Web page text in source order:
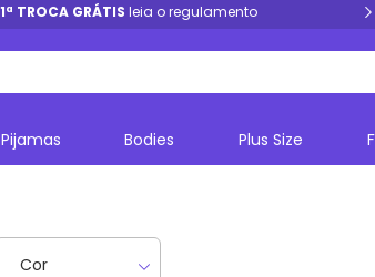
1ª TROCA GRÁTIS leia o regulamento
Pijamas Bodies Plus Size
Cor